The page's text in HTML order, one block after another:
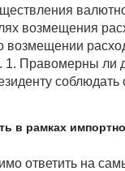
возмещения
возмещении
1. Правомерны ли
соблюдать
в рамках
ответить на